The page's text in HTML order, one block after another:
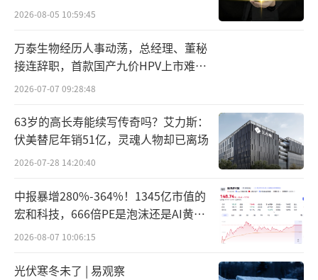
对于亏损的原因，该公司解释称主要是由
于推动服务增长、提升品牌知名度、为支持未
来扩张奠定基础，而产生大量销售成本及经营
开支。为实现扩张，该公司一直在烧钱，2021
年至2023年，销售成本分别为15.39亿元、18.2
4亿元和19.47亿元。
这庞大的开支也让此前的融资花得差不多
了。“截至最后实际可行日期，我们投资收取
的所得款项净额已动用约95.9%。”该公司在
招股书中如是说。或许，这也是方舟健客急于
2026-08-05 10:59:45
万泰生物经历人事动荡，总经理、董秘
接连辞职，首款国产九价HPV上市难抵
业绩下滑
2026-07-07 09:28:48
63岁的高长寿能续写传奇吗？艾力斯：
伏美替尼年销51亿，灵魂人物却已离场
2026-07-28 14:20:40
中报暴增280%-364%！1345亿市值的
宏和科技，666倍PE是泡沫还是AI黄
金？
2026-08-07 10:06:15
光伏寒冬未了 | 易观察